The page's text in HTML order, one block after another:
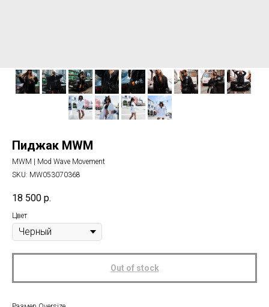
Пиджак MWM
MWM | Mod Wave Movement
SKU: MW053070368
18 500 р.
Цвет
Out of stock